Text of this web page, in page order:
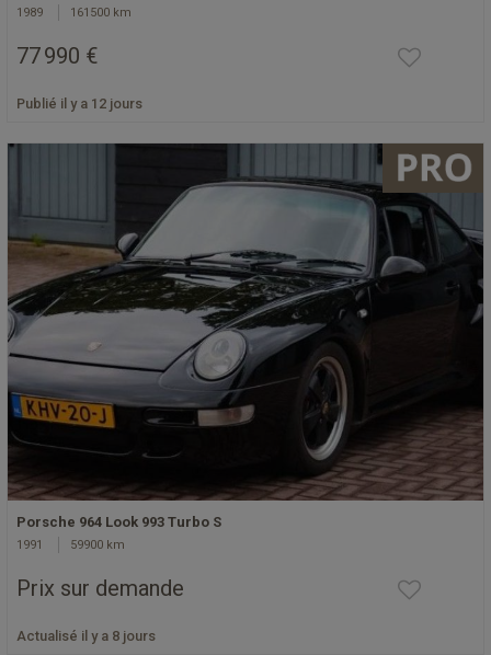
1989 161500 km
77 990 €
Publié il y a 12 jours
Porsche 964 Look 993 Turbo S
1991 59900 km
Prix sur demande
Actualisé il y a 8 jours